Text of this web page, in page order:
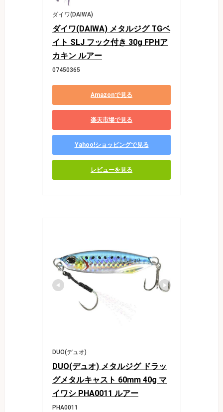
ダイワ(DAIWA)
ダイワ(DAIWA) メタルジグ TGベ
イト SLJ フック付き 30g FPHア
カキン ルアー
07450365
Amazonで見る
楽天市場で見る
Yahoo!ショッピングで見る
レビューを見る
DUO(デュオ)
DUO(デュオ) メタルジグ ドラッ
グメタルキャスト 60mm 40g マ
イワシ PHA0011 ルアー
PHA0011